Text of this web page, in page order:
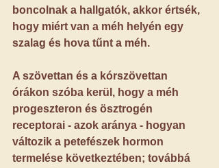
boncolnak a hallgatók, akkor értsék,
hogy miért van a méh helyén egy
szalag és hova tűnt a méh.
A szövettan és a kórszövettan
órákon szóba kerül, hogy a méh
progeszteron és ösztrogén
receptorai - azok aránya - hogyan
változik a petefészek hormon
termelése következtében; továbbá